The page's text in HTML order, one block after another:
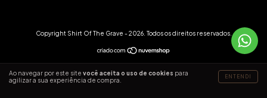
Ao navegar por este site você aceita o uso de cookies para
agilizar a sua experiência de compra.
ENTENDI
Copyright Shirt Of The Grave - 2026. Todos os direitos reservados.